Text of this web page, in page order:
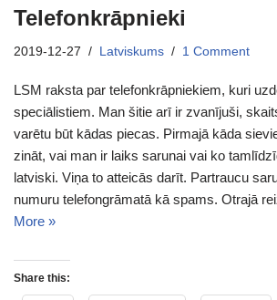
Telefonkrāpnieki
2019-12-27 Latviskums 1 Comment
LSM raksta par telefonkrāpniekiem, kuri
speciālistiem. Man šitie arī ir zvanījuši,
varētu būt kādas piecas. Pirmajā kāda
zināt, vai man ir laiks sarunai vai ko
latviski. Viņa to atteicās darīt. Partraucu
numuru telefongrāmatā kā spams. Otrajā
More »
Share this: